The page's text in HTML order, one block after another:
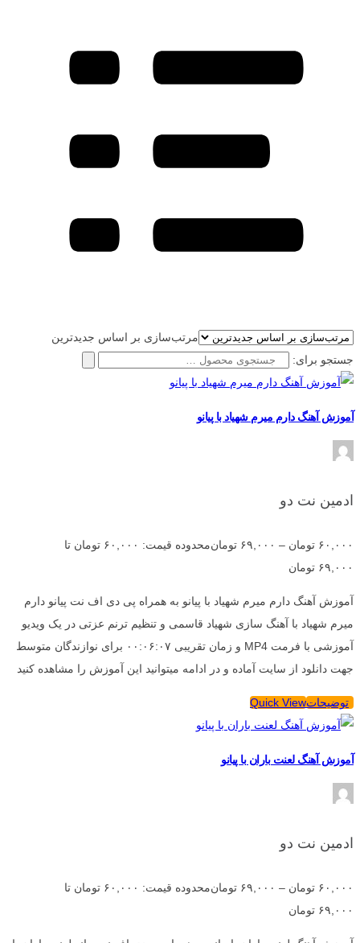
مرتب‌سازی بر اساس جدیدترین
جستجو برای:
آموزش آهنگ دارم میرم شهیاد با پیانو
ادمین نت دو
۶۰,۰۰۰ تومان – ۶۹,۰۰۰ تومان
محدوده قیمت: ۶۰,۰۰۰ تومان تا
۶۹,۰۰۰ تومان
آموزش آهنگ دارم میرم شهیاد با پیانو به همراه پی دی اف نت پیانو دارم
میرم شهیاد با آهنگ سازی شهیاد قاسمی و تنظیم ترنم عزتی در یک ویدیو
آموزشی با فرمت MP4 و زمان تقریبی ۰۰:۰۶:۰۷ برای نوازندگان متوسط
جهت دانلود از سایت آماده و در ادامه میتوانید این آموزش را مشاهده کنید
توضیحاتQuick View
آموزش آهنگ لعنت باران با پیانو
ادمین نت دو
۶۰,۰۰۰ تومان – ۶۹,۰۰۰ تومان
محدوده قیمت: ۶۰,۰۰۰ تومان تا
۶۹,۰۰۰ تومان